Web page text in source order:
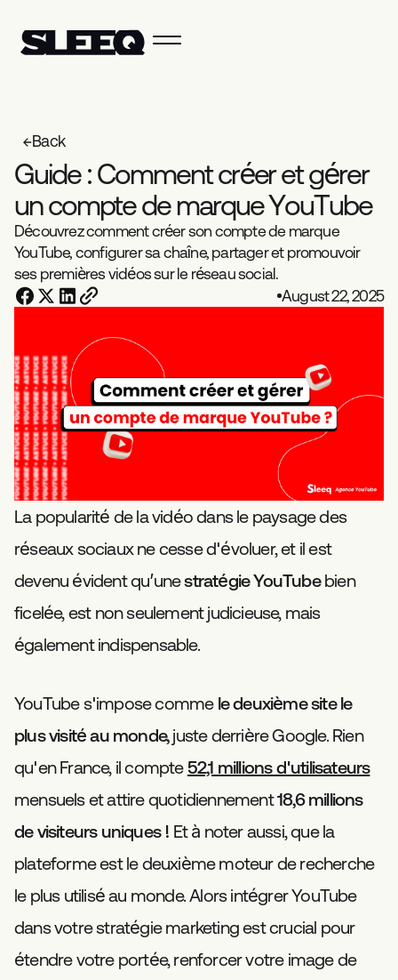
Back
Guide :Commentcréeretgérer
uncomptede marqueYouTube
Découvrez comment créer son compte de marque
YouTube, configurer sa chaîne, partager et promouvoir
ses premières vidéos sur le réseau social.
August 22, 2025
La popularité de la vidéo dans le paysage des
réseaux sociaux ne cesse d'évoluer, et il est
devenu évident qu’unestratégie YouTubebien
ficelée, est non seulement judicieuse, mais
également indispensable.
YouTube s'impose comme le deuxième site le
plus visité au monde,juste derrière Google. Rien
qu'en France, il compte 52,1 millions d'utilisateurs
mensuels et attire quotidiennement18,6 millions
de visiteurs uniques ! Et à noter aussi, que la
plateforme est le deuxième moteur de recherche
le plus utilisé au monde. Alors intégrer YouTube
dans votre stratégie marketing est crucial pour
étendre votre portée, renforcer votre image de